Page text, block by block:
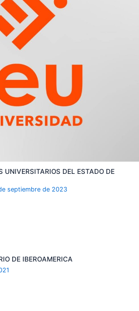
UNIVERSITARIOS DEL ESTADO DE
septiembre de 2023
DE IBEROAMERICA